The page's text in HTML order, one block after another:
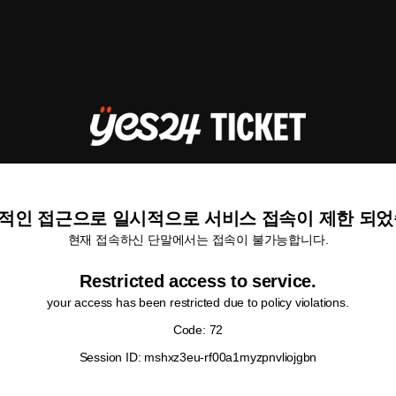
인 접근으로 일시적으로 서비스 접속이 제한 되
현재 접속하신 단말에서는 접속이 불가능합니다.
Restricted access to service.
your access has been restricted due to policy violations.
Code: 72
Session ID: mshxz3eu-rf00a1myzpnvliojgbn